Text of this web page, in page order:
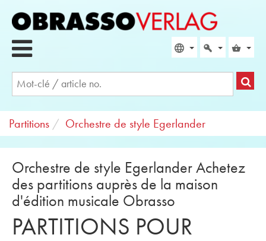
Partitions Orchestre de style Egerlander
Orchestre de style Egerlander Achetez
des partitions auprès de la maison
d'édition musicale Obrasso
PARTITIONS POUR